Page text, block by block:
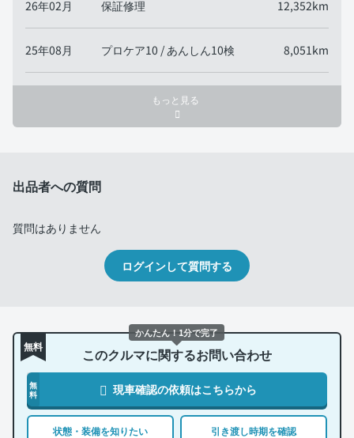
26年02月 保証修理 12,352km
25年08月 プロケア10 / あんしん10検 8,051km
もっと見る
出品者への質問
質問はありません
ログインして質問する
無料 このクルマに関するお問い合わせ
無
料
現車確認の依頼はこちらから
状態・装備を知りたい 引き渡し時期を確認
かんたん！1分で完了